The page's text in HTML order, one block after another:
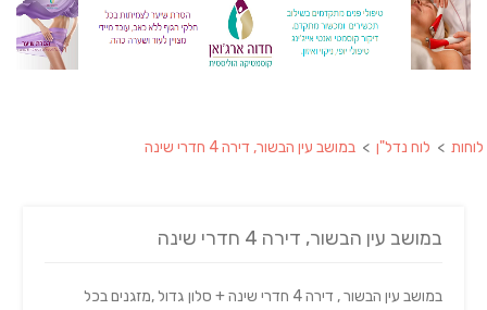
לוחות > לוח נדל"ן > במושב עין הבשור, דירה 4 חדרי שינה
במושב עין הבשור, דירה 4 חדרי שינה
במושב עין הבשור , דירה 4 חדרי שינה + סלון גדול ,מזגנים בכל